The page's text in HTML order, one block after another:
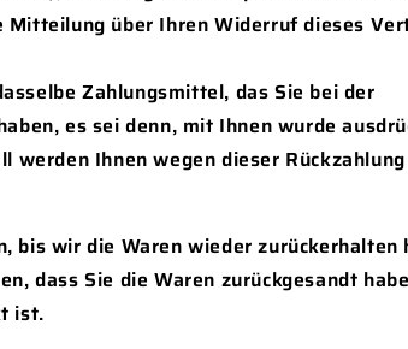
Mitteilung über Ihren Widerruf dieses
Zahlungsmittel, das Sie bei der
es sei denn, mit Ihnen wurde
werden Ihnen wegen dieser
bis wir die Waren wieder zurückerhalten
dass Sie die Waren zurückgesandt
ist.